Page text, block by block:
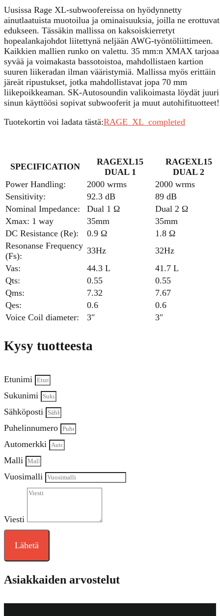
Uusissa Rage XL-subwoofereissa on hyödynnetty
ainutlaatuista muotoilua ja ominaisuuksia, joilla ne erottuvat
edukseen. Tässäkin mallissa on kaksoiskierretyt
hopealankajohdot liitettynä neljään AWG-työntöliittimeen.
Kaikkien mallien runko on valettu. 35 mm:n XMAX tarjoaa
syvää ja voimakasta bassotoistoa, mahdollistaen kartion
suuren liikeradan ilman vääristymiä. Mallissa myös erittäin
järeät ripustukset, jotka mahdollistavat jopa 70 mm
liikepoikkeaman. SK-Autosoundin valikoimasta löydät juuri
sinun käyttöösi sopivat subwooferit ja muut autohifituotteet!
Tuotekortin voi ladata tästä:RAGE_XL_completed
SPECIFICATION
RAGEXL15
DUAL 1
RAGEXL15
DUAL 2
Power Handling:
2000 wrms
2000 wrms
Sensitivity:
92.3 dB
89 dB
Nominal Impedance:
Dual 1 Ω
Dual 2 Ω
Xmax: 1 way
35mm
35mm
DC Resistance (Re):
0.9 Ω
1.8 Ω
Resonanse Frequency
(Fs):
33Hz
32Hz
Vas:
44.3 L
41.7 L
Qts:
0.55
0.55
Qms:
7.32
7.67
Qes:
0.6
0.6
Voice Coil diameter:
3″ 3″
Kysy tuotteesta
Etunimi
Sukunimi
Sähköposti
Puhelinnumero
Automerkki
Malli
Vuosimalli
Viesti
Lähetä
Asiakkaiden arvostelut